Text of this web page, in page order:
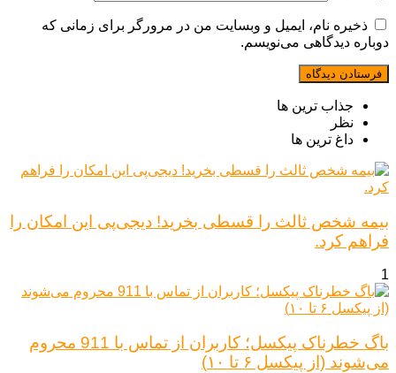
ذخیره نام، ایمیل و وبسایت من در مرورگر برای زمانی که
دوباره دیدگاهی می‌نویسم.
جذاب ترین ها
نظر
داغ ترین ها
بیمه شخص ثالث را قسطی بخرید! دیجی‌پی این امکان را
فراهم کرد.
1
باگ خطرناک پیکسل؛ کاربران از تماس با 911 محروم
می‌شوند (از پیکسل ۶ تا ۱۰)